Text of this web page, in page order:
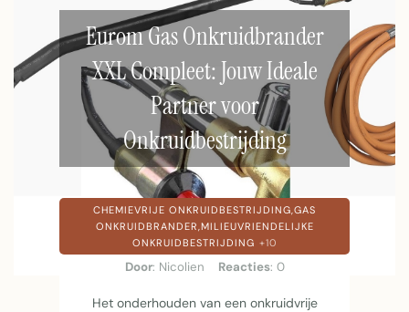
Eurom Gas Onkruidbrander
XXL Compleet: Jouw Ideale
Partner voor
Onkruidbestrijding
CHEMIEVRIJE ONKRUIDBESTRIJDING,GAS
ONKRUIDBRANDER,MILIEUVRIENDELIJKE
ONKRUIDBESTRIJDING +10
Door: Nicolien Reacties: 0
Het onderhouden van een onkruidvrije